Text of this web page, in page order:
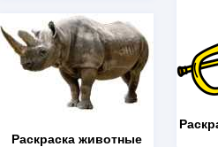
Раскраска животные